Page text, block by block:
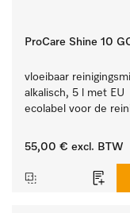
ProCare Shine 10
vloeibaar
alkalisch, 5 l met EU
ecolabel voor de
serviesgoed, bestek
55,00 € excl. BTW